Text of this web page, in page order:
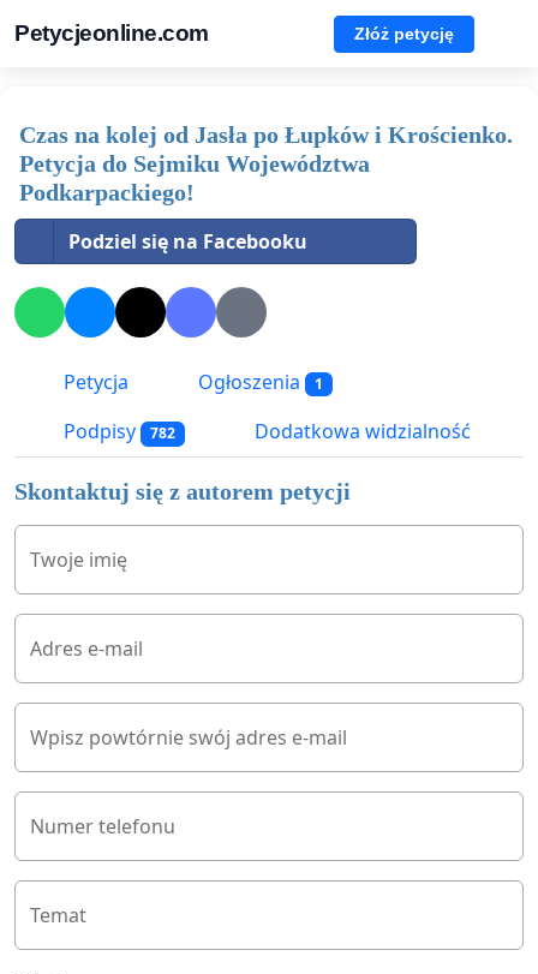
Petycjeonline.com Złóż petycję
Czas na kolej od Jasła po Łupków i Krościenko.
Petycja do Sejmiku Województwa
Podkarpackiego!
Podziel się na Facebooku
Petycja Ogłoszenia 1
Podpisy 782 Dodatkowa widzialność
Skontaktuj się z autorem petycji
Twoje imię
Adres e-mail
Wpisz powtórnie swój adres e-mail
Numer telefonu
Temat